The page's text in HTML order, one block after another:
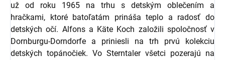
už od roku 1965 na trhu s detským oblečením a
hračkami, ktoré batoľatám prináša teplo a radosť do
detských očí. Alfons a Käte Koch založili spoločnosť v
Dornburgu-Dorndorfe a priniesli na trh prvú kolekciu
detských topánočiek. Vo Sterntaler všetci pozerajú na